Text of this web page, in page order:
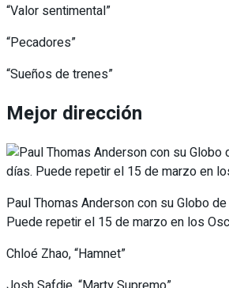
“Valor sentimental”
“Pecadores”
“Sueños de trenes”
Mejor dirección
Paul Thomas Anderson con su Globo
Puede repetir el 15 de marzo en los
Chloé Zhao, “Hamnet”